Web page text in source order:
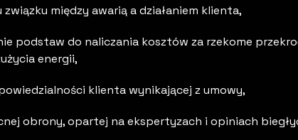
między awarią a działaniem klienta,
podstaw do naliczania kosztów za rzekome
energii,
klienta wynikającej z umowy,
obrony, opartej na ekspertyzach i opiniach